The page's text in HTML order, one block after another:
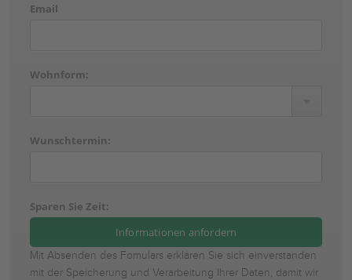
Email
Wohnform:
Wunschtermin:
Sparen Sie Zeit:
Mit Absenden des Fomulars erklären Sie sich einverstanden
mit der Speicherung und Verarbeitung Ihrer Daten, damit wir